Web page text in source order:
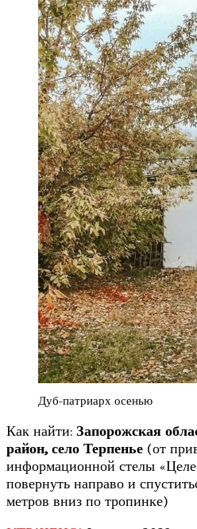
Дуб-патриарх осенью
Как найти: Запорожская
район, село Терпенье (от
информационной стелы
повернуть направо и
метров вниз по тропинке)